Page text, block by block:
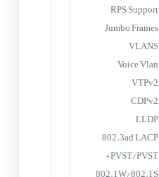
RPS Support
Jumbo Frames
VLANS
Voice Vlan
VTPv2
CDPv2
LLDP
802.3ad LACP
PVST/PVST+